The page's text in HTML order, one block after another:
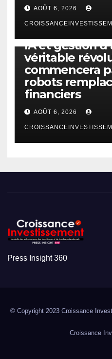
AOÛT 6, 2026
IA et gestion
véritable
commencera
robots
financiers
AOÛT 6, 2026
Press Insight 360
© Copyright 2023 Croissance
Croissance